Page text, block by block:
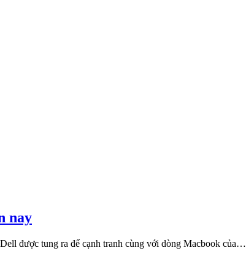
nay
được tung ra để cạnh tranh cùng với dòng Macbook của…